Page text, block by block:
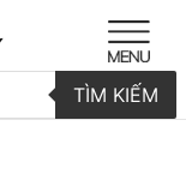
TÌM KIẾM